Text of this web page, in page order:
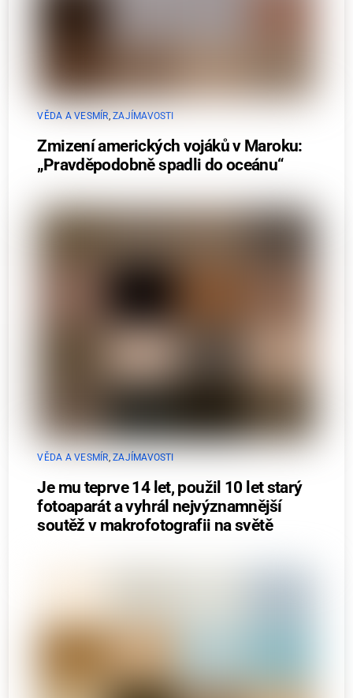
VĚDA A VESMÍR,ZAJÍMAVOSTI
Zmizení amerických vojáků v Maroku:
„Pravděpodobně spadli do oceánu“
VĚDA A VESMÍR,ZAJÍMAVOSTI
Je mu teprve 14 let, použil 10 let starý
fotoaparát a vyhrál nejvýznamnější
soutěž v makrofotografii na světě